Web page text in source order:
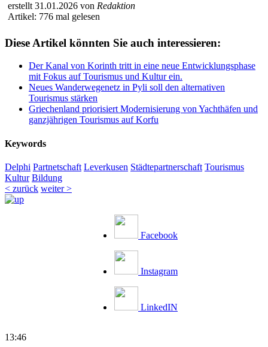
erstellt 31.01.2026 von Redaktion
Artikel: 776 mal gelesen
Diese Artikel könnten Sie auch interessieren:
Der Kanal von Korinth tritt in eine neue Entwicklungsphase
mit Fokus auf Tourismus und Kultur ein.
Neues Wanderwegenetz in Pyli soll den alternativen
Tourismus stärken
Griechenland priorisiert Modernisierung von Yachthäfen und
ganzjährigen Tourismus auf Korfu
Keywords
Delphi Partnetschaft Leverkusen Städtepartnerschaft Tourismus
Kultur Bildung
< zurück weiter >
Facebook
Instagram
LinkedIN
13:46